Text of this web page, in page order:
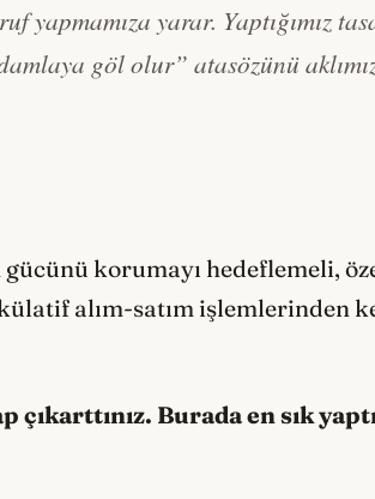
yapmamıza yarar. Yaptığımız
göl olur” atasözünü
korumayı hedeflemeli,
alım-satım işlemlerinden
çıkarttınız. Burada en sık